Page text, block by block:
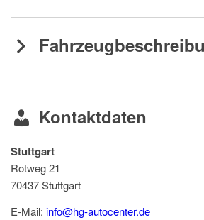
Kontaktdaten
Stuttgart
Rotweg 21
70437Stuttgart
E-Mail: info@hg-autocenter.de